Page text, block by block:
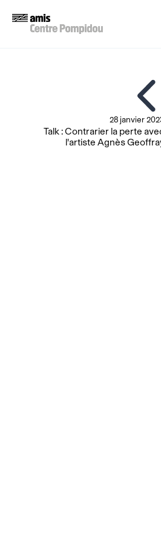
28 janvier
Talk : Contrarier la perte
l'artiste Agnès